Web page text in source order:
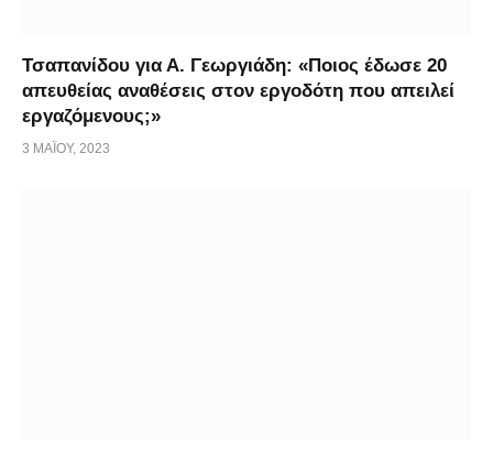
Τσαπανίδου για Α. Γεωργιάδη: «Ποιος έδωσε 20
απευθείας αναθέσεις στον εργοδότη που απειλεί
εργαζόμενους;»
3 ΜΑΪ́ΟΥ, 2023